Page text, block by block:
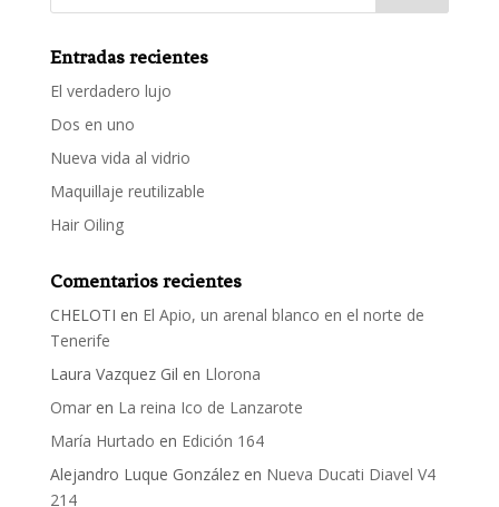
Entradas recientes
El verdadero lujo
Dos en uno
Nueva vida al vidrio
Maquillaje reutilizable
Hair Oiling
Comentarios recientes
CHELOTI en El Apio, un arenal blanco en el norte de
Tenerife
Laura Vazquez Gil en Llorona
Omaren La reina Ico de Lanzarote
María Hurtado en Edición 164
Alejandro Luque Gonzálezen Nueva Ducati Diavel V4
214